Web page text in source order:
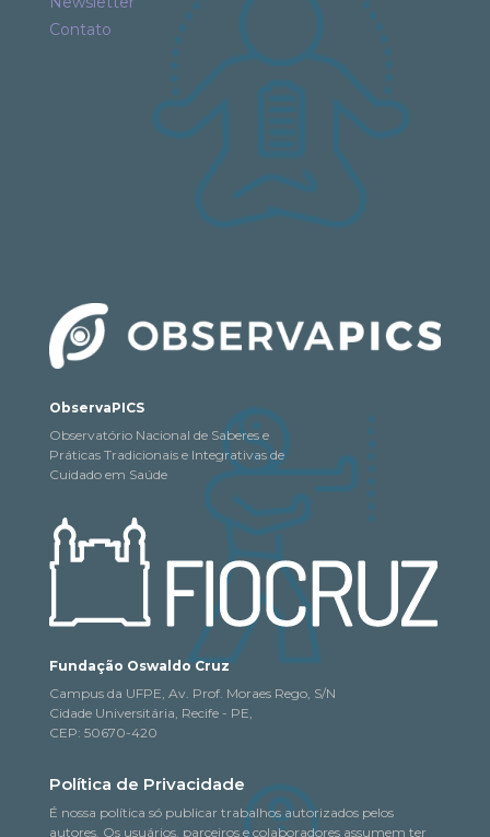
Contato
ObservaPICS
Observatório Nacional de Saberes e
Práticas Tradicionais e Integrativas de
Cuidado em Saúde
Fundação Oswaldo Cruz
Campus da UFPE, Av. Prof. Moraes Rego, S/N
Cidade Universitária, Recife - PE,
CEP: 50670-420
Política de Privacidade
É nossa política só publicar trabalhos autorizados pelos
autores. Os usuários, parceiros e colaboradores assumem ter